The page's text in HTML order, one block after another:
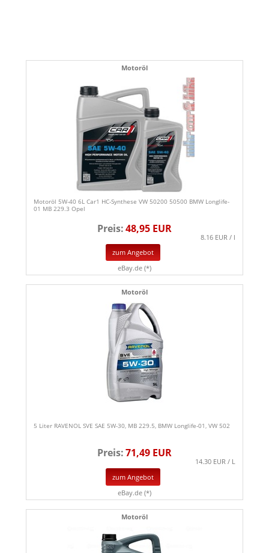
Motoröl
Motoröl 5W-40 6L Car1 HC-Synthese VW 50200 50500 BMW Longlife-
01 MB 229.3 Opel
Preis:48,95 EUR
8.16 EUR / l
zum Angebot
eBay.de (*)
Motoröl
5 Liter RAVENOL SVE SAE 5W-30, MB 229.5, BMW Longlife-01, VW 502
Preis:71,49 EUR
14.30 EUR / L
zum Angebot
eBay.de (*)
Motoröl